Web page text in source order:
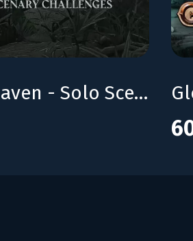
Gloomhaven - Solo Scenarios: Mercenary Challenges